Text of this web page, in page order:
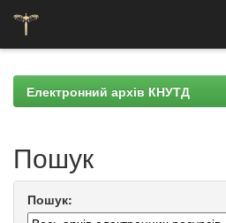
navigationЕлектронний архів КНУТД
Пошук
Пошук: